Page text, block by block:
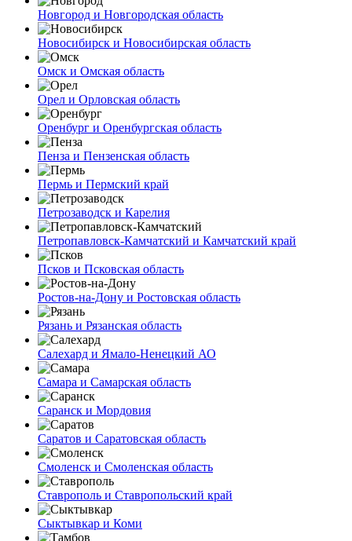
Новгород и Новгородская область
Новосибирск и Новосибирская область
Омск и Омская область
Орел и Орловская область
Оренбург и Оренбургская область
Пенза и Пензенская область
Пермь и Пермский край
Петрозаводск и Карелия
Петропавловск-Камчатский и Камчатский край
Псков и Псковская область
Ростов-на-Дону и Ростовская область
Рязань и Рязанская область
Салехард и Ямало-Ненецкий АО
Самара и Самарская область
Саранск и Мордовия
Саратов и Саратовская область
Смоленск и Смоленская область
Ставрополь и Ставропольский край
Сыктывкар и Коми